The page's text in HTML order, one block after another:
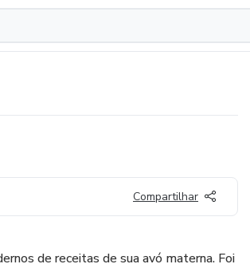
Compartilhar
de receitas de sua avó materna. Foi